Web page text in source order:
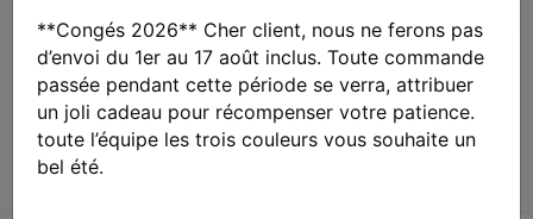
Exclusivité web !
**Congés 2026** Cher client, nous ne ferons pas
d’envoi du 1er au 17 août inclus. Toute commande
passée pendant cette période se verra, attribuer
un joli cadeau pour récompenser votre patience.
toute l’équipe les trois couleurs vous souhaite un
bel été.